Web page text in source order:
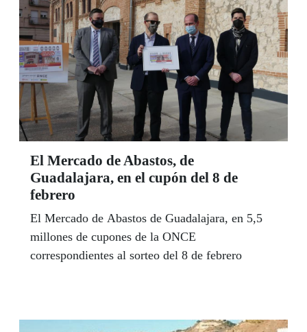
El Mercado de Abastos, de
Guadalajara, en el cupón del 8 de
febrero
El Mercado de Abastos de Guadalajara, en 5,5
millones de cupones de la ONCE
correspondientes al sorteo del 8 de febrero